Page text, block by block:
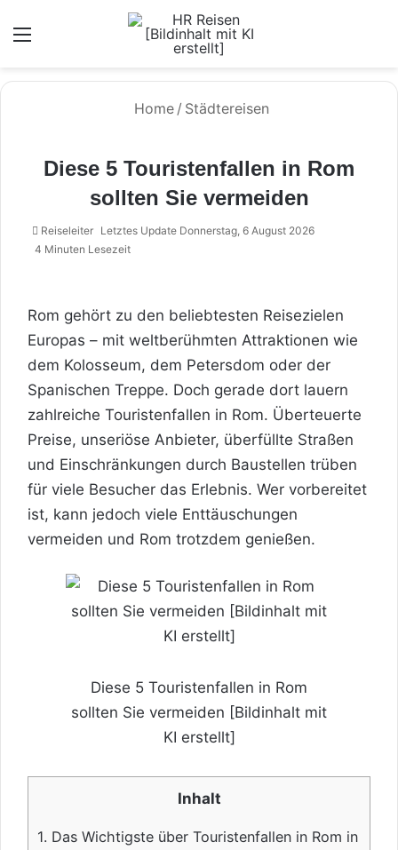
Home / Städtereisen
Diese 5 Touristenfallen in Rom
sollten Sie vermeiden
Reiseleiter Letztes Update Donnerstag, 6 August 2026
4 Minuten Lesezeit
Rom gehört zu den beliebtesten Reisezielen
Europas – mit weltberühmten Attraktionen wie
dem Kolosseum, dem Petersdom oder der
Spanischen Treppe. Doch gerade dort lauern
zahlreiche Touristenfallen in Rom. Überteuerte
Preise, unseriöse Anbieter, überfüllte Straßen
und Einschränkungen durch Baustellen trüben
für viele Besucher das Erlebnis. Wer vorbereitet
ist, kann jedoch viele Enttäuschungen
vermeiden und Rom trotzdem genießen.
Diese 5 Touristenfallen in Rom
sollten Sie vermeiden [Bildinhalt mit
KI erstellt]
Inhalt
1. Das Wichtigste über Touristenfallen in Rom in